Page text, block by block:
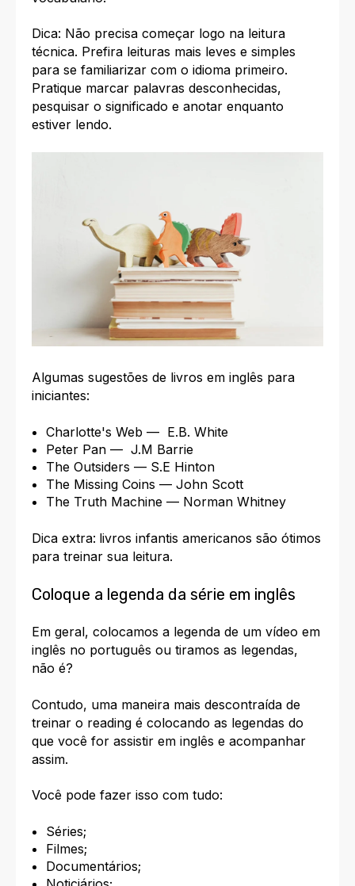
Dica: Não precisa começar logo na leitura
técnica. Prefira leituras mais leves e simples
para se familiarizar com o idioma primeiro.
Pratique marcar palavras desconhecidas,
pesquisar o significado e anotar enquanto
estiver lendo.
Algumas sugestões de livros em inglês para
iniciantes:
Charlotte's Web — E.B. White
Peter Pan — J.M Barrie
The Outsiders — S.E Hinton
The Missing Coins — John Scott
The Truth Machine — Norman Whitney
Dica extra: livros infantis americanos são ótimos
para treinar sua leitura.
Coloque a legenda da série em inglês
Em geral, colocamos a legenda de um vídeo em
inglês no português ou tiramos as legendas,
não é?
Contudo, uma maneira mais descontraída de
treinar o reading é colocando as legendas do
que você for assistir em inglês e acompanhar
assim.
Você pode fazer isso com tudo:
Séries;
Filmes;
Documentários;